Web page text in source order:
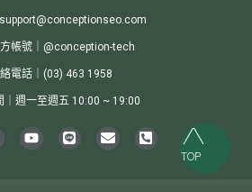
TOP
帳號｜@conception-tech
電話｜(03) 463 1958
｜週一至週五 10:00 ~ 19:00